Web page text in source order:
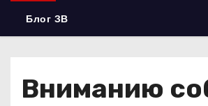
р
Блог ЗВ
Вниманию